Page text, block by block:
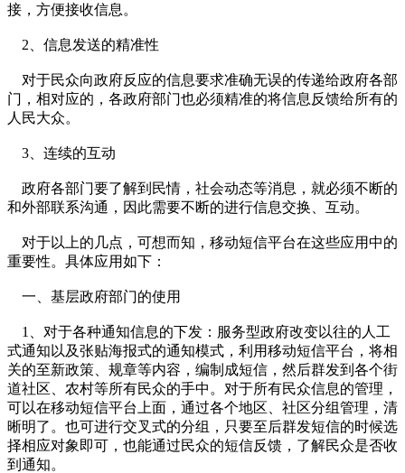
接，方便接收信息。
2、信息发送的精准性
对于民众向政府反应的信息要求准确无误的传递给政府各部
门，相对应的，各政府部门也必须精准的将信息反馈给所有的
人民大众。
3、连续的互动
政府各部门要了解到民情，社会动态等消息，就必须不断的
和外部联系沟通，因此需要不断的进行信息交换、互动。
对于以上的几点，可想而知，移动短信平台在这些应用中的
重要性。具体应用如下：
一、基层政府部门的使用
1、对于各种通知信息的下发：服务型政府改变以往的人工
式通知以及张贴海报式的通知模式，利用移动短信平台，将相
关的至新政策、规章等内容，编制成短信，然后群发到各个街
道社区、农村等所有民众的手中。对于所有民众信息的管理，
可以在移动短信平台上面，通过各个地区、社区分组管理，清
晰明了。也可进行交叉式的分组，只要至后群发短信的时候选
择相应对象即可，也能通过民众的短信反馈，了解民众是否收
到通知。